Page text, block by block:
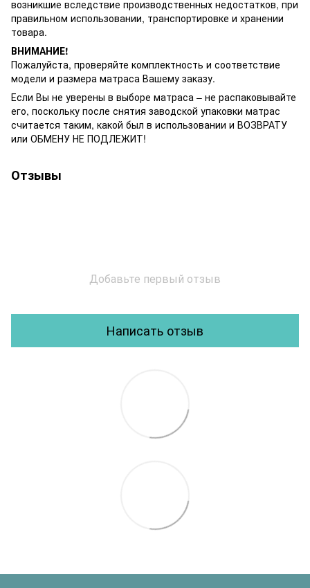
возникшие вследствие производственных недостатков, при
правильном использовании, транспортировке и хранении
товара.
ВНИМАНИЕ!
Пожалуйста, проверяйте комплектность и соответствие
модели и размера матраса Вашему заказу.
Если Вы не уверены в выборе матраса – не распаковывайте
его, поскольку после снятия заводской упаковки матрас
считается таким, какой был в использовании и ВОЗВРАТУ
или ОБМЕНУ НЕ ПОДЛЕЖИТ!
Отзывы
Добавьте первый отзыв
Написать отзыв